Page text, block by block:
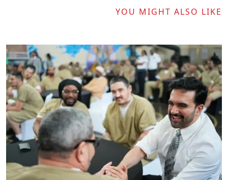
YOU MIGHT ALSO LIKE